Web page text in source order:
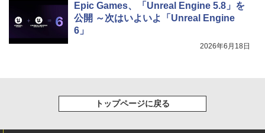
Epic Games、「Unreal Engine 5.8」を
公開 ～次はいよいよ「Unreal Engine
6」
2026年6月18日
トップページに戻る